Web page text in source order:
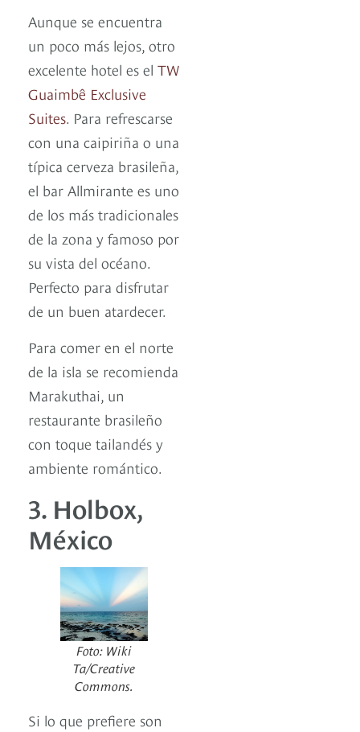
Aunque se encuentra
un poco más lejos, otro
excelente hotel es el TW
Guaimbê Exclusive
Suites. Para refrescarse
con una caipiriña o una
típica cerveza brasileña,
el bar Allmirante es uno
de los más tradicionales
de la zona y famoso por
su vista del océano.
Perfecto para disfrutar
de un buen atardecer.
Para comer en el norte
de la isla se recomienda
Marakuthai, un
restaurante brasileño
con toque tailandés y
ambiente romántico.
3. Holbox,
México
Foto: Wiki
Ta/Creative
Commons.
Si lo que prefiere son